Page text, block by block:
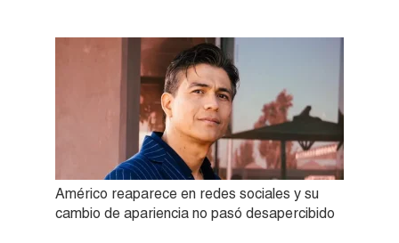
Américo reaparece en redes sociales y su
cambio de apariencia no pasó desapercibido